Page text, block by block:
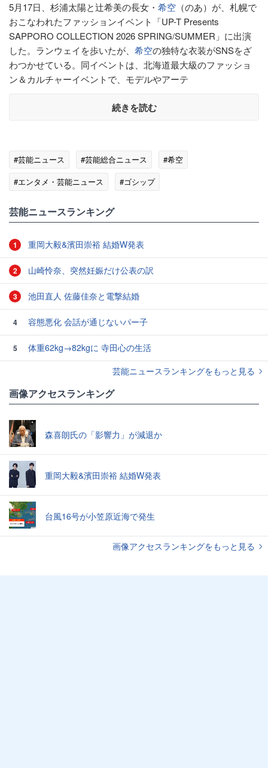
5月17日、杉浦太陽と辻希美の長女・ 希空 （のあ）が、札幌で
おこなわれたファッションイベント「UP-T Presents
SAPPORO COLLECTION 2026 SPRING/SUMMER」に出演
した。ランウェイを歩いたが、 希空の独特な衣装がSNSをざ
わつかせている。同イベントは、北海道最大級のファッショ
ン＆カルチャーイベントで、モデルやアーテ
続きを読む
#芸能ニュース #芸能総合ニュース
#希空
#エンタメ・芸能ニュース
#ゴシップ
芸能ニュースランキング
1 重岡大毅&濱田崇裕 結婚W発表
2 山崎怜奈、突然妊娠だけ公表の訳
3 池田直人 佐藤佳奈と電撃結婚
4 容態悪化 会話が通じないパー子
5
体重62kg→82kgに 寺田心の生活
芸能ニュースランキングをもっと見る
画像アクセスランキング
森喜朗氏の「影響力」が減退か
重岡大毅&濱田崇裕 結婚W発表
台風16号が小笠原近海で発生
画像アクセスランキングをもっと見る